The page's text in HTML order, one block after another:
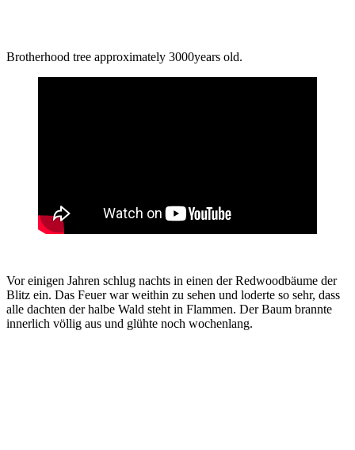
Brotherhood tree approximately 3000years old.
Vor einigen Jahren schlug nachts in einen der Redwoodbäume der
Blitz ein. Das Feuer war weithin zu sehen und loderte so sehr, dass
alle dachten der halbe Wald steht in Flammen. Der Baum brannte
innerlich völlig aus und glühte noch wochenlang.